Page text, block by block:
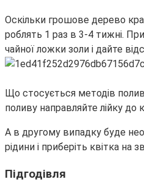
Оскільки грошове дерево
роблять 1 раз в 3-4 тижні.
чайної ложки золи і дайте
Що стосується методів
поливу направляйте лійку до
А в другому випадку буде
рідини і приберіть квітка
Підгодівля